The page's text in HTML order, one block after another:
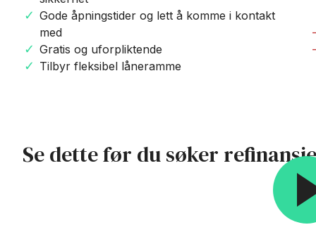
Gode åpningstider og lett å komme i kontakt
med
Gratis og uforpliktende
Tilbyr fleksibel låneramme
Se dette før du søker